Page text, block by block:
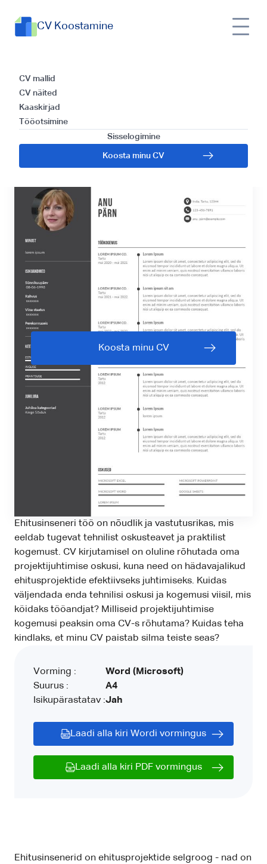
CV Koostamine
CV mallid
CV näited
Kaaskirjad
Tööotsimine
Sisselogimine
Koosta minu CV
Ehitusinseneri CV
mall ja kirjutamise
juhend
Koosta minu CV
Ehitusinseneri töö on nõudlik ja vastutusrikas, mis
eeldab tugevat tehnilist oskusteavet ja praktilist
kogemust. CV kirjutamisel on oluline rõhutada oma
projektijuhtimise oskusi, kuna need on hädavajalikud
ehitusprojektide efektiivseks juhtimiseks. Kuidas
väljendada enda tehnilisi oskusi ja kogemusi viisil, mis
köidaks tööandjat? Milliseid projektijuhtimise
kogemusi peaksin oma CV-s rõhutama? Kuidas teha
kindlaks, et minu CV paistab silma teiste seas?
Vorming :
Suurus :
Isikupärastatav :
Word (Microsoft)
A4
Jah
Laadi alla kiri Wordi vormingus
Laadi alla kiri PDF vormingus
Ehitusinsenerid on ehitusprojektide selgroog - nad on